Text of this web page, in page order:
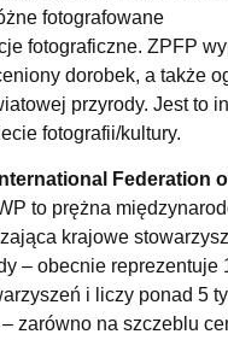
fotografowane
fotograficzne. ZPFP
dorobek, a także
przyrody. Jest to
fotografii/kultury.
nternational Federation
to prężna
krajowe
– obecnie reprezentuje
i liczy ponad 5
zarówno na szczeblu